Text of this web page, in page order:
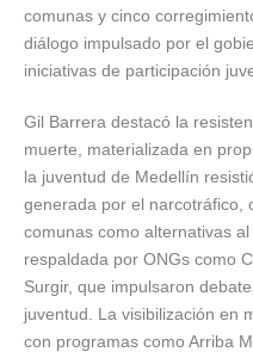
comunas y cinco
diálogo impulsado por el
iniciativas de participación
Gil Barrera destacó la
muerte, materializada en
la juventud de Medellín
generada por el narcotráfico,
comunas como alternativas
respaldada por ONGs como
Surgir, que impulsaron
juventud. La visibilización en
con programas como Arriba